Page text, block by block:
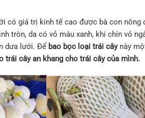
giá trị kinh tế cao được bà con nông
tròn, da có vỏ màu xanh, khi chín vỏ
dưa lưới. Để bao bọc loại trái câynày
trái cây an khang cho trái cây của mình.